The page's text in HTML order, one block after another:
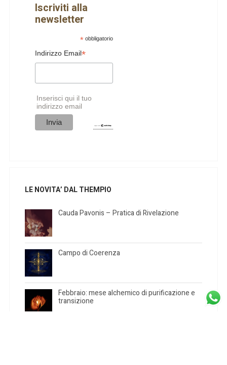
Iscriviti alla
newsletter
*obbligatorio
Indirizzo Email*
Inserisci qui il tuo
indirizzo email
LE NOVITA’ DAL THEMPIO
Cauda Pavonis – Pratica di Rivelazione
Campo di Coerenza
Febbraio: mese alchemico di purificazione e
transizione